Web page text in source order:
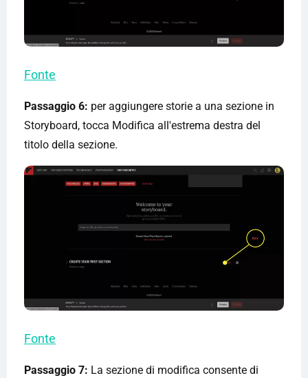
Fonte
Passaggio 6: per aggiungere storie a una sezione in
Storyboard, tocca Modifica all'estrema destra del
titolo della sezione.
Fonte
Passaggio 7: La sezione di modifica consente di